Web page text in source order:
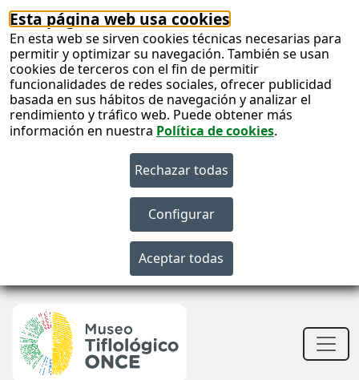
Esta página web usa cookies
En esta web se sirven cookies técnicas necesarias para
permitir y optimizar su navegación. También se usan
cookies de terceros con el fin de permitir
funcionalidades de redes sociales, ofrecer publicidad
basada en sus hábitos de navegación y analizar el
rendimiento y tráfico web. Puede obtener más
información en nuestra Política de cookies.